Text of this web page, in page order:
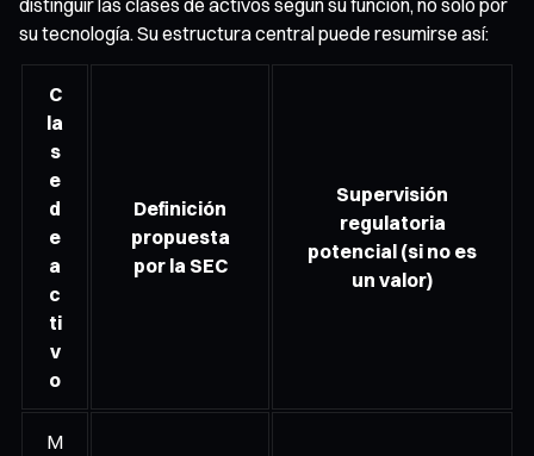
su tecnología. Su estructura central puede resumirse así:
C
la
s
e
d
e
a
c
ti
v
o
Definición
propuesta
por la SEC
Supervisión
regulatoria
potencial (si no es
un valor)
M